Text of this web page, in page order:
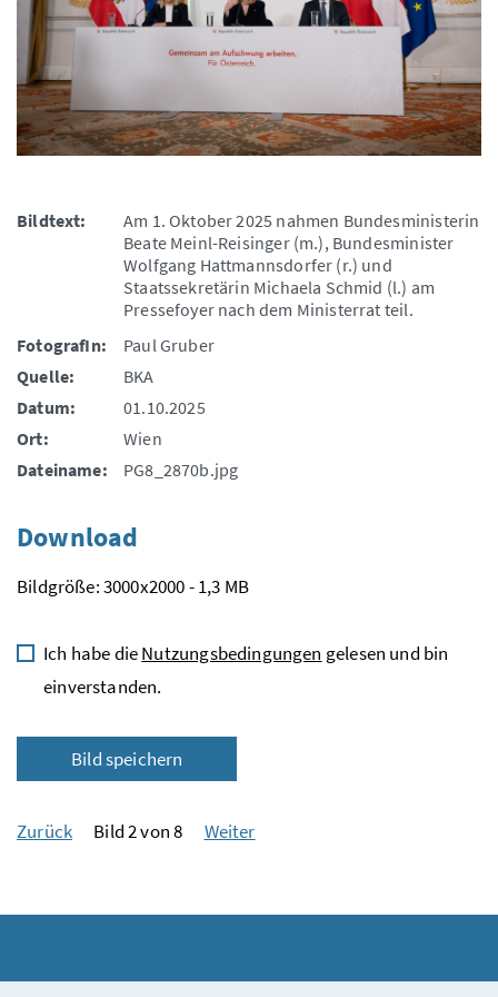
Bildtext:
Am 1. Oktober 2025 nahmen Bundesministerin
Beate Meinl-Reisinger (m.), Bundesminister
Wolfgang Hattmannsdorfer (r.) und
Staatssekretärin Michaela Schmid (l.) am
Pressefoyer nach dem Ministerrat teil.
FotografIn:
Paul Gruber
Quelle:
BKA
Datum:
01.10.2025
Ort:
Wien
Dateiname:
PG8_2870b.jpg
Download
Bildgröße: 3000x2000 - 1,3 MB
Ich habe dieNutzungsbedingungen gelesen und bin
einverstanden.
Bild speichern
Zurück Bild 2 von 8 Weiter